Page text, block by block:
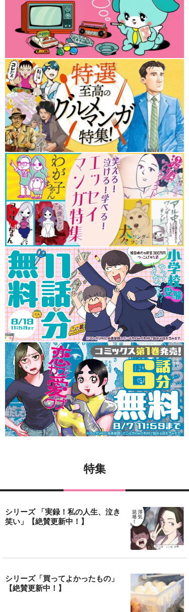
特集
シリーズ 「実録！私の人生、泣き
笑い」【絶賛更新中！】
シリーズ「買ってよかったもの」
【絶賛更新中！】